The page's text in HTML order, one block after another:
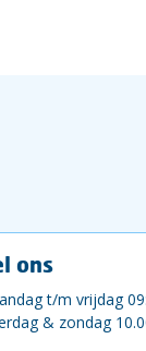
ons
t/m vrijdag
& zondag